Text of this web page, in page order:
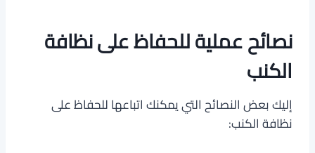
نصائح عملية للحفاظ على نظافة
الكنب
إليك بعض النصائح التي يمكنك اتباعها للحفاظ على
نظافة الكنب: